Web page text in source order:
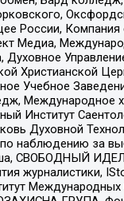
России, Компания
Медиа,
Духовное
Христианской
Учебное
Международное
Институт
Духовной
по наблюдению за
СВОБОДНЫЙ
журналистики,
Международных